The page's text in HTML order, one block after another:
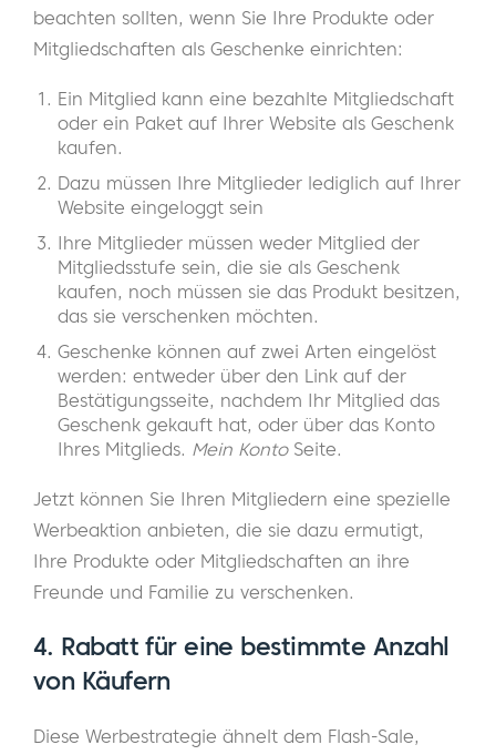
beachten sollten, wenn Sie Ihre Produkte oder
Mitgliedschaften als Geschenke einrichten:
Ein Mitglied kann eine bezahlte Mitgliedschaft
oder ein Paket auf Ihrer Website als Geschenk
kaufen.
Dazu müssen Ihre Mitglieder lediglich auf Ihrer
Website eingeloggt sein
Ihre Mitglieder müssen weder Mitglied der
Mitgliedsstufe sein, die sie als Geschenk
kaufen, noch müssen sie das Produkt besitzen,
das sie verschenken möchten.
Geschenke können auf zwei Arten eingelöst
werden: entweder über den Link auf der
Bestätigungsseite, nachdem Ihr Mitglied das
Geschenk gekauft hat, oder über das Konto
Ihres Mitglieds. Mein KontoSeite.
Jetzt können Sie Ihren Mitgliedern eine spezielle
Werbeaktion anbieten, die sie dazu ermutigt,
Ihre Produkte oder Mitgliedschaften an ihre
Freunde und Familie zu verschenken.
4. Rabatt für eine bestimmte Anzahl
von Käufern
Diese Werbestrategie ähnelt dem Flash-Sale,